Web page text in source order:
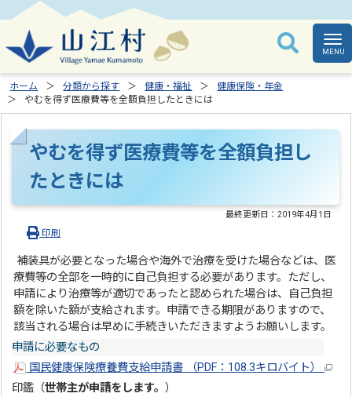
ホーム 分類から探す 健康・福祉
健康保険・年金
やむを得ず医療費等を全額負担したときには
やむを得ず医療費等を全額負担し
たときには
最終更新日：2019年4月1日
印刷
補装具が必要となった場合や海外で治療を受けた場合などは、医
療費等の全部を一時的に自己負担する必要があります。ただし、
申請により治療等が適切であったと認められた場合は、自己負担
額を除いた額が支給されます。申請できる期限がありますので、
該当される場合は早めに手続きいただきますようお願いします。
申請に必要なもの
国民健康保険療養費支給申請書 （PDF：108.3キロバイト）
印鑑（世帯主が申請をします。 ）